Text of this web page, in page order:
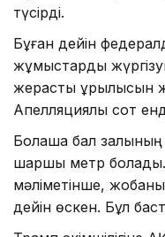
түсірді.
Бұған дейін
жұмыстарды
жерасты құрылысын
Апелляциялық сот
Болашақ бал
шаршы метр
мәліметінше,
дейін өскен. Бұл